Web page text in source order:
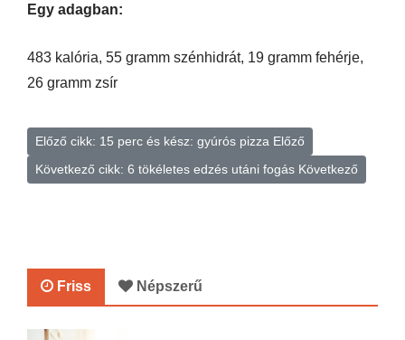
Egy adagban:
483 kalória, 55 gramm szénhidrát, 19 gramm fehérje,
26 gramm zsír
Előző cikk: 15 perc és kész: gyúrós pizza Előző
Következő cikk: 6 tökéletes edzés utáni fogás Következő
Friss Népszerű